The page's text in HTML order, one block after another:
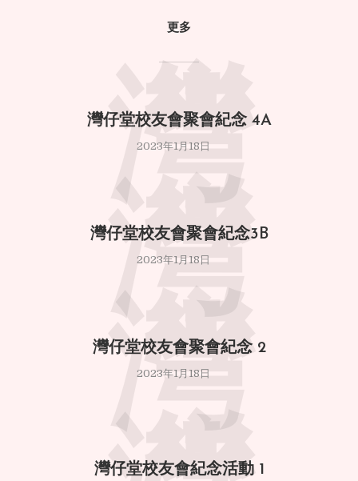
更多
灣仔堂校友會聚會紀念 4A
2023年1月18日
灣
灣仔堂校友會聚會紀念3B
2023年1月18日
灣
灣仔堂校友會聚會紀念 2
2023年1月18日
灣
灣仔堂校友會紀念活動 1